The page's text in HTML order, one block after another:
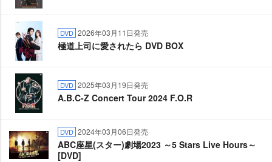
DVD 2026年03月11日発売
極道上司に愛されたら DVD BOX
DVD 2025年03月19日発売
A.B.C-Z Concert Tour 2024 F.O.R
DVD 2024年03月06日発売
ABC座星(スター)劇場2023 ～5 Stars Live Hours～
[DVD]